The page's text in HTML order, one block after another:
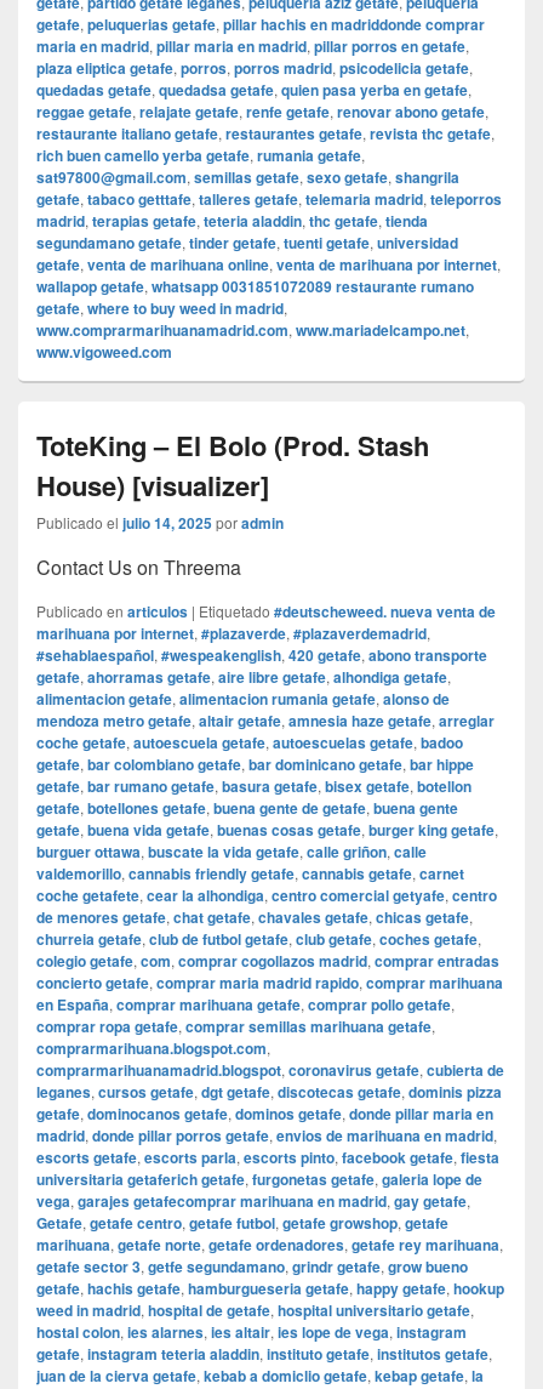
getafe, peluquerias getafe, pillar hachis en madriddonde comprar
maria en madrid, pillar maria en madrid, pillar porros en getafe,
plaza eliptica getafe, porros, porros madrid, psicodelicia getafe,
quedadas getafe, quedadsa getafe, quien pasa yerba en getafe,
reggae getafe, relajate getafe, renfe getafe, renovar abono getafe,
restaurante italiano getafe, restaurantes getafe, revista thc getafe,
rich buen camello yerba getafe, rumania getafe,
sat97800@gmail.com, semillas getafe, sexo getafe, shangrila
getafe, tabaco getttafe, talleres getafe, telemaria madrid, teleporros
madrid, terapias getafe, teteria aladdin, thc getafe, tienda
segundamano getafe, tinder getafe, tuenti getafe, universidad
getafe, venta de marihuana online, venta de marihuana por internet,
wallapop getafe, whatsapp 0031851072089 restaurante rumano
getafe, where to buy weed in madrid,
www.comprarmarihuanamadrid.com, www.mariadelcampo.net,
www.vigoweed.com
ToteKing – El Bolo (Prod. Stash
House) [visualizer]
Publicado el julio 14, 2025poradmin
Contact Us on Threema
Publicado en articulos | Etiquetado #deutscheweed. nueva venta de
marihuana por internet, #plazaverde, #plazaverdemadrid,
#sehablaespañol, #wespeakenglish, 420 getafe, abono transporte
getafe, ahorramas getafe, aire libre getafe, alhondiga getafe,
alimentacion getafe, alimentacion rumania getafe, alonso de
mendoza metro getafe, altair getafe, amnesia haze getafe, arreglar
coche getafe, autoescuela getafe, autoescuelas getafe, badoo
getafe, bar colombiano getafe, bar dominicano getafe, bar hippe
getafe, bar rumano getafe, basura getafe, bisex getafe, botellon
getafe, botellones getafe, buena gente de getafe, buena gente
getafe, buena vida getafe, buenas cosas getafe, burger king getafe,
burguer ottawa, buscate la vida getafe, calle griñon, calle
valdemorillo, cannabis friendly getafe, cannabis getafe, carnet
coche getafete, cear la alhondiga, centro comercial getyafe, centro
de menores getafe, chat getafe, chavales getafe, chicas getafe,
churreia getafe, club de futbol getafe, club getafe, coches getafe,
colegio getafe, com, comprar cogollazos madrid, comprar entradas
concierto getafe, comprar maria madrid rapido, comprar marihuana
en España, comprar marihuana getafe, comprar pollo getafe,
comprar ropa getafe, comprar semillas marihuana getafe,
comprarmarihuana.blogspot.com,
comprarmarihuanamadrid.blogspot, coronavirus getafe, cubierta de
leganes, cursos getafe, dgt getafe, discotecas getafe, dominis pizza
getafe, dominocanos getafe, dominos getafe, donde pillar maria en
madrid, donde pillar porros getafe, envios de marihuana en madrid,
escorts getafe, escorts parla, escorts pinto, facebook getafe, fiesta
universitaria getaferich getafe, furgonetas getafe, galeria lope de
vega, garajes getafecomprar marihuana en madrid, gay getafe,
Getafe, getafe centro, getafe futbol, getafe growshop, getafe
marihuana, getafe norte, getafe ordenadores, getafe rey marihuana,
getafe sector 3, getfe segundamano, grindr getafe, grow bueno
getafe, hachis getafe, hamburgueseria getafe, happy getafe, hookup
weed in madrid, hospital de getafe, hospital universitario getafe,
hostal colon, ies alarnes, ies altair, ies lope de vega, instagram
getafe, instagram teteria aladdin, instituto getafe, institutos getafe,
juan de la cierva getafe, kebab a domiclio getafe, kebap getafe, la